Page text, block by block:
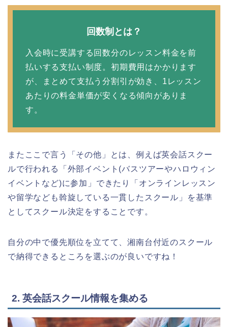
回数制とは？
入会時に受講する回数分のレッスン料金を前
払いする支払い制度。初期費用はかかります
が、まとめて支払う分割引が効き、1レッスン
あたりの料金単価が安くなる傾向がありま
す。
またここで言う「その他」とは、例えば英会話スクー
ルで行われる「外部イベント(バスツアーやハロウィン
イベントなど)に参加」できたり「オンラインレッスン
や留学なども斡旋している一貫したスクール」を基準
としてスクール決定をすることです。
自分の中で優先順位を立てて、湘南台付近のスクール
で納得できるところを選ぶのが良いですね！
2. 英会話スクール情報を集める